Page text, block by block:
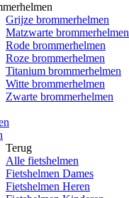
Grijze brommerhelmen
Matzwarte brommerhelmen
Rode brommerhelmen
Roze brommerhelmen
Titanium brommerhelmen
Witte brommerhelmen
Zwarte brommerhelmen
Terug
Alle fietshelmen
Fietshelmen Dames
Fietshelmen Heren